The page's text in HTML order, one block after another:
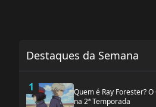
Destaques da Semana
1
Quem é Ray Forester?
na 2ª Temporada